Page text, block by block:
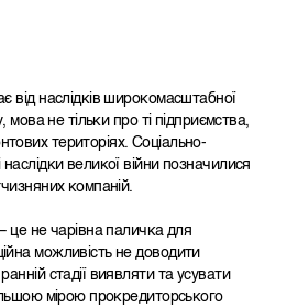
від наслідків широкомасштабної
мова не тільки про ті підприємства,
територіях. Соціально-
великої війни позначилися
компаній.
це не чарівна паличка для
можливість не доводити
стадії виявляти та усувати
мірою прокредиторського